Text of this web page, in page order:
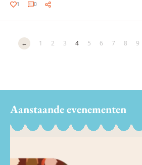
1 0
← 1 2 3 4 5 6 7 8 9
Aanstaande evenementen